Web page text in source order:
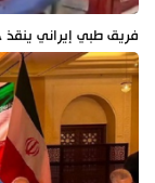
فريق طبي إيراني